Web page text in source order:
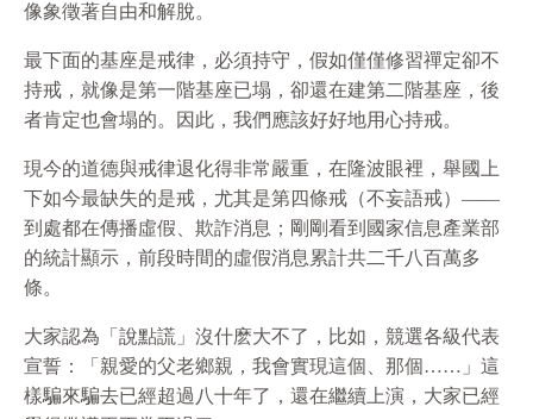
像象徵著自由和解脫。
最下面的基座是戒律，必須持守，假如僅僅修習禪定卻不
持戒，就像是第一階基座已塌，卻還在建第二階基座，後
者肯定也會塌的。因此，我們應該好好地用心持戒。
現今的道德與戒律退化得非常嚴重，在隆波眼裡，舉國上
下如今最缺失的是戒，尤其是第四條戒（不妄語戒）——
到處都在傳播虛假、欺詐消息；剛剛看到國家信息產業部
的統計顯示，前段時間的虛假消息累計共二千八百萬多
條。
大家認為「說點謊」沒什麽大不了，比如，競選各級代表
宣誓：「親愛的父老鄉親，我會實現這個、那個……」這
樣騙來騙去已經超過八十年了，還在繼續上演，大家已經